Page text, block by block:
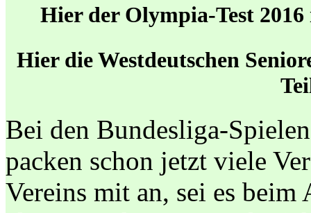
Hier der Olympia-Test
Hier die Westdeutschen
Bei den Bundesliga-
packen schon jetzt viele
Vereins mit an, sei es